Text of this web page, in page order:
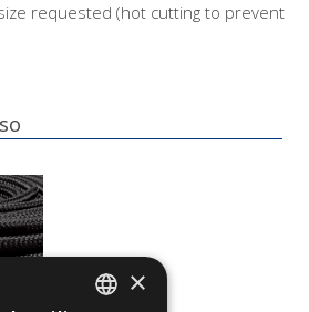
requested (hot cutting to prevent
×